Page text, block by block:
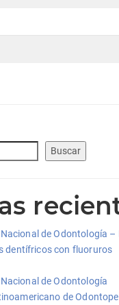
Buscar
de Odontología
dentífricos con fluoruros
de Odontología
de